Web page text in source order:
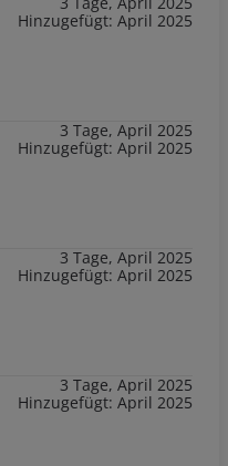
Hinzugefügt: April 2025
3 Tage, April 2025
Hinzugefügt: April 2025
3 Tage, April 2025
Hinzugefügt: April 2025
3 Tage, April 2025
Hinzugefügt: April 2025